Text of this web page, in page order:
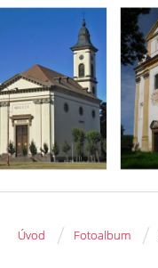
Úvod / Fotoalbum /